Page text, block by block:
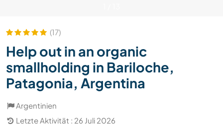
(17)
Help out in an organic
smallholding in Bariloche,
Patagonia, Argentina
Argentinien
Letzte Aktivität : 26 Juli 2026